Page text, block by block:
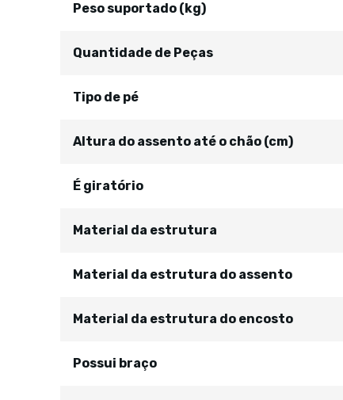
Peso suportado (kg)
Quantidade de Peças
Tipo de pé
Altura do assento até o chão (cm)
É giratório
Material da estrutura
Material da estrutura do assento
Material da estrutura do encosto
Possui braço